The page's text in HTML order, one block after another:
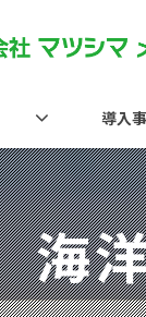
導入
海